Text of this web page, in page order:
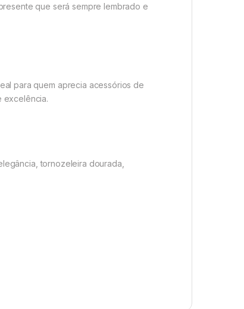
que será sempre lembrado e
para quem aprecia acessórios de
excelência.
tornozeleira dourada,